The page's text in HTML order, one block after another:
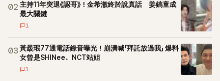
02 主持11年突退《認哥》！金希澈終於說真話 姜鎬童成
最大關鍵
1
03黃晸珉77通電話錄音曝光！崩潰喊「拜託放過我」 爆料
女曾是SHINee、NCT站姐
1